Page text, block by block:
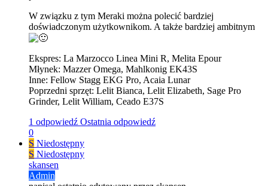
W związku z tym Meraki można polecić bardziej
doświadczonym użytkownikom. A także bardziej ambitnym
Ekspres: La Marzocco Linea Mini R, Melita Epour
Młynek: Mazzer Omega, Mahlkonig EK43S
Inne: Fellow Stagg EKG Pro, Acaia Lunar
Poprzedni sprzęt: Lelit Bianca, Lelit Elizabeth, Sage Pro
Grinder, Lelit William, Ceado E37S
1 odpowiedź Ostatnia odpowiedź
0
S Niedostępny
S Niedostępny
skansen
Admin